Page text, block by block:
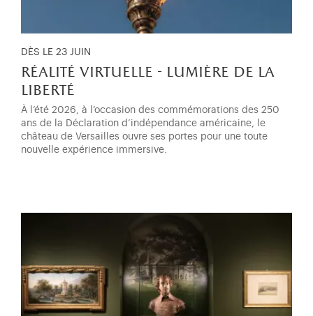
DÈS LE 23 JUIN
réalité virtuelle - lumière de la
liberté
À l’été 2026, à l’occasion des commémorations des 250
ans de la Déclaration d’indépendance américaine, le
château de Versailles ouvre ses portes pour une toute
nouvelle expérience immersive.